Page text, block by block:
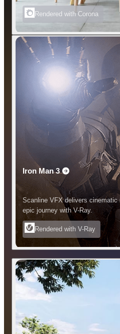
Rendered with Corona
Iron Man 3
Scanline VFX delivers cinematic
epic journey with V-Ray.
Rendered with V-Ray